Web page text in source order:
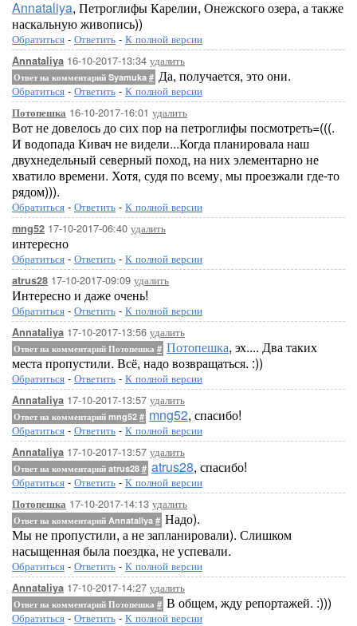
Annataliya, Петроглифы Карелии, Онежского озера, а также
наскальную живопись))
Обратиться - Ответить - К полной версии
Annataliya 16-10-2017-13:34 удалить
Ответ на комментарий Syamuka # Да, получается, это они.
Обратиться - Ответить - К полной версии
Потопешка 16-10-2017-16:01 удалить
Вот не довелось до сих пор на петроглифы посмотреть=(((.
И водопада Кивач не видели...Когда планировала наш
двухнедельный северный поход, на них элементарно не
хватило времени. Хотя, судя по всему, мы проезжали где-то
рядом))).
Обратиться - Ответить - К полной версии
mng52 17-10-2017-06:40 удалить
интересно
Обратиться - Ответить - К полной версии
atrus28 17-10-2017-09:09 удалить
Интересно и даже очень!
Обратиться - Ответить - К полной версии
Annataliya 17-10-2017-13:56 удалить
Ответ на комментарий Потопешка # Потопешка, эх.... Два таких
места пропустили. Всё, надо возвращаться. :))
Обратиться - Ответить - К полной версии
Annataliya 17-10-2017-13:57 удалить
Ответ на комментарий mng52 # mng52, спасибо!
Обратиться - Ответить - К полной версии
Annataliya 17-10-2017-13:57 удалить
Ответ на комментарий atrus28 # atrus28, спасибо!
Обратиться - Ответить - К полной версии
Потопешка 17-10-2017-14:13 удалить
Ответ на комментарий Annataliya # Надо).
Мы не пропустили, а не запланировали). Слишком
насыщенная была поездка, не успевали.
Обратиться - Ответить - К полной версии
Annataliya 17-10-2017-14:27 удалить
Ответ на комментарий Потопешка # В общем, жду репортажей. :)))
Обратиться - Ответить - К полной версии